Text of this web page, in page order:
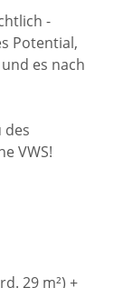
-
Potential,
es nach
des
VWS!
29 m²) +